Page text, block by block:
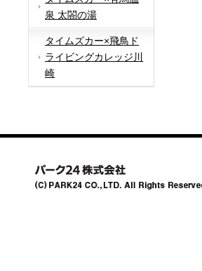
泉 太閤の湯
タイムズカー×飛鳥ド
ライビングカレッジ川
崎